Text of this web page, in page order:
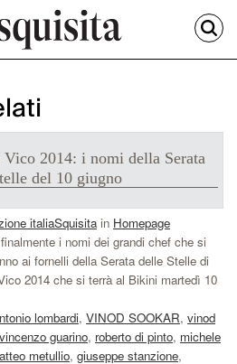
Vico 2014: i nomi della Serata
del 10 giugno
italiaSquisitain Homepage
i nomi dei grandi chef che si
ai fornelli della Serata delle Stelle di
2014 che si terrà al Bikini martedì 10
lombardi, VINOD SOOKAR, vinod
vincenzo guarino, roberto di pinto, michele
metullio, giuseppe stanzione,